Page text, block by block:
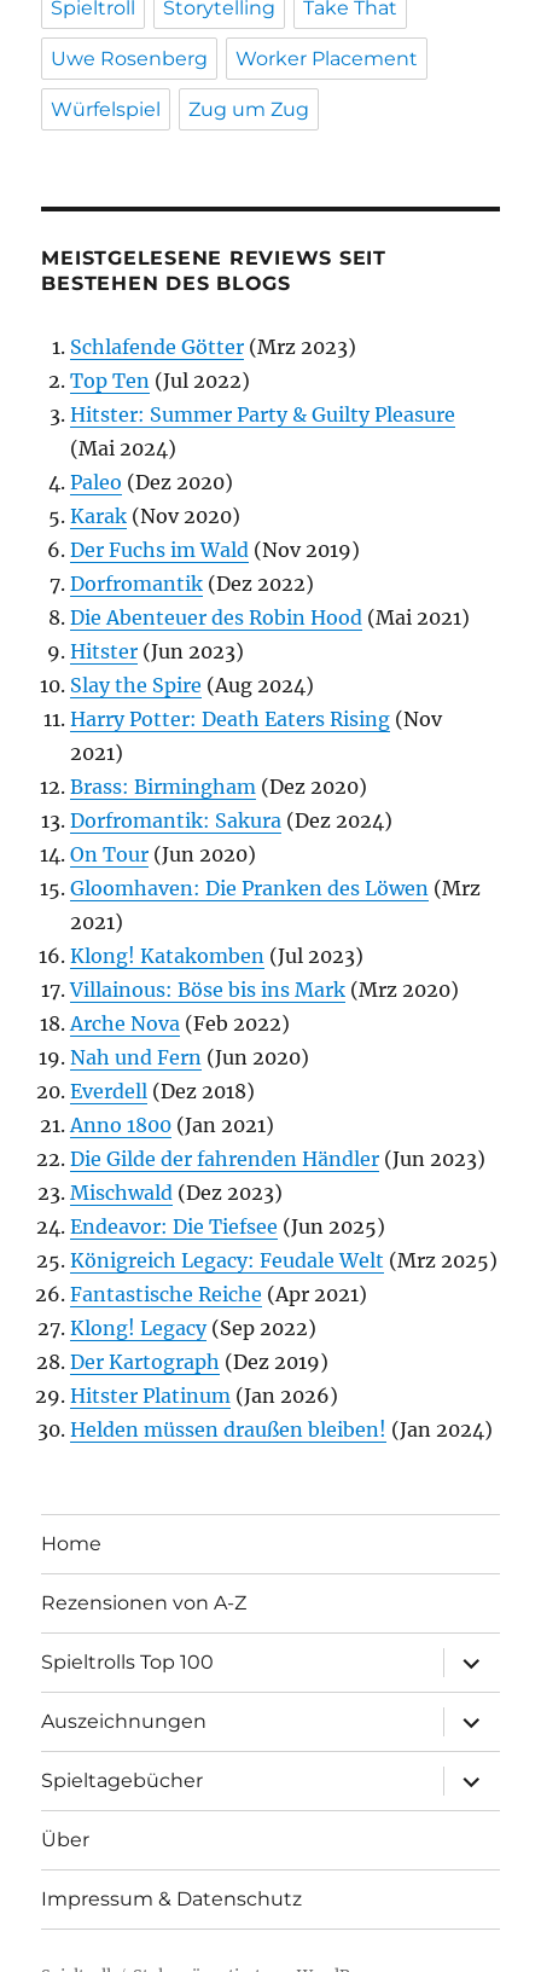
Spieltroll Storytelling Take That
Uwe Rosenberg Worker Placement
Würfelspiel Zug um Zug
MEISTGELESENE REVIEWS SEIT
BESTEHEN DES BLOGS
Schlafende Götter (Mrz 2023)
Top Ten (Jul 2022)
Hitster: Summer Party & Guilty Pleasure
(Mai 2024)
Paleo (Dez 2020)
Karak (Nov 2020)
Der Fuchs im Wald (Nov 2019)
Dorfromantik (Dez 2022)
Die Abenteuer des Robin Hood (Mai 2021)
Hitster (Jun 2023)
Slay the Spire (Aug 2024)
Harry Potter: Death Eaters Rising (Nov
2021)
Brass: Birmingham (Dez 2020)
Dorfromantik: Sakura (Dez 2024)
On Tour (Jun 2020)
Gloomhaven: Die Pranken des Löwen (Mrz
2021)
Klong! Katakomben (Jul 2023)
Villainous: Böse bis ins Mark (Mrz 2020)
Arche Nova (Feb 2022)
Nah und Fern (Jun 2020)
Everdell (Dez 2018)
Anno 1800 (Jan 2021)
Die Gilde der fahrenden Händler (Jun 2023)
Mischwald (Dez 2023)
Endeavor: Die Tiefsee (Jun 2025)
Königreich Legacy: Feudale Welt (Mrz 2025)
Fantastische Reiche (Apr 2021)
Klong! Legacy(Sep 2022)
Der Kartograph (Dez 2019)
Hitster Platinum (Jan 2026)
Helden müssen draußen bleiben! (Jan 2024)
Home
Rezensionen von A-Z
Spieltrolls Top 100
öffnen
Auszeichnungen
öffnen
Spieltagebücher
öffnen
Über
Impressum & Datenschutz